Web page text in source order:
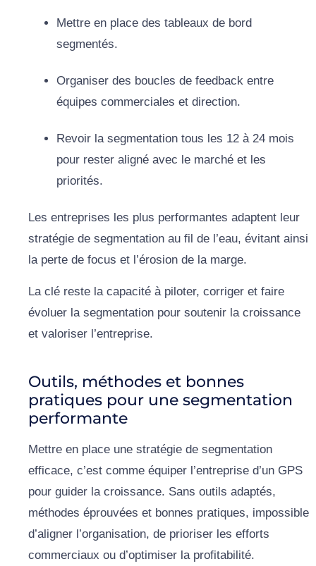
Mettre en place des tableaux de bord
segmentés.
Organiser des boucles de feedback entre
équipes commerciales et direction.
Revoir la segmentation tous les 12 à 24 mois
pour rester aligné avec le marché et les
priorités.
Les entreprises les plus performantes adaptent leur
stratégie de segmentation au fil de l’eau, évitant ainsi
la perte de focus et l’érosion de la marge.
La clé reste la capacité à piloter, corriger et faire
évoluer la segmentation pour soutenir la croissance
et valoriser l’entreprise.
Outils, méthodes et bonnes
pratiques pour une segmentation
performante
Mettre en place une stratégie de segmentation
efficace, c’est comme équiper l’entreprise d’un GPS
pour guider la croissance. Sans outils adaptés,
méthodes éprouvées et bonnes pratiques, impossible
d’aligner l’organisation, de prioriser les efforts
commerciaux ou d’optimiser la profitabilité.